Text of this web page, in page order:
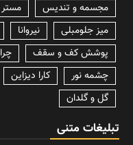
مجسمه و تندیس
مستر
میز جلومبلی
نیروانا
پوشش کف و سقف
چشمه نور
کارا دیزاین
گل و گلدان
تبلیغات متنی